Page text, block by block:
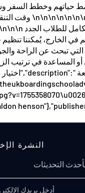
النشرة
التحديثات
أدخل بريدك